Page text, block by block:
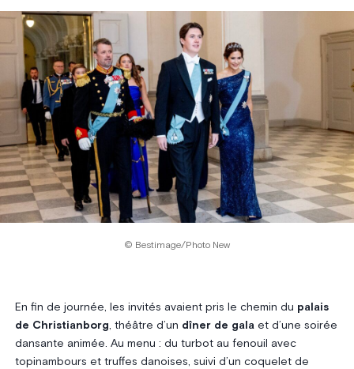
© Bestimage/Photo New
En fin de journée, les invités avaient pris le chemin du palais
de Christianborg, théâtre d’un dîner de galaet d’une soirée
dansante animée. Au menu : du turbot au fenouil avec
topinambours et truffes danoises, suivi d’un coquelet de